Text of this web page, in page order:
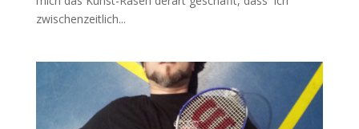
zwischenzeitlich...